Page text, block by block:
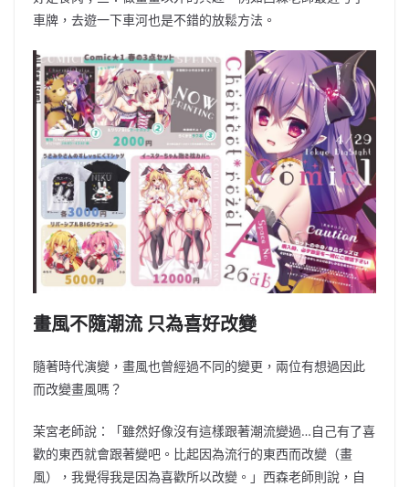
車牌，去遊一下車河也是不錯的放鬆方法。
畫風不隨潮流 只為喜好改變
隨著時代演變，畫風也曾經過不同的變更，兩位有想過因此
而改變畫風嗎？
茉宮老師說：「雖然好像沒有這樣跟著潮流變過…自己有了喜
歡的東西就會跟著變吧。比起因為流行的東西而改變（畫
風），我覺得我是因為喜歡所以改變。」 西森老師則說，自